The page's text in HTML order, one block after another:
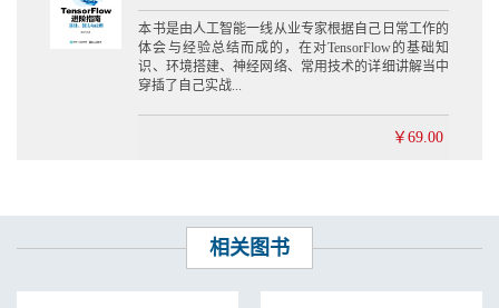
15.10.1 下载及准备PTB数据集 561
15.10.2 导入基本包 562
15.10.3 定义相关的参数 562
15.10.4 语言模型的实现 563
参考资料 580
第16章 卷积网络虽动人，胶囊网络更传“神” 583
16.1 从神经元到神经胶囊 584
本书是由人工智能一线从业专家根据自己日常工作的
体会与经验总结而成的，在对TensorFlow的基础知
识、环境搭建、神经网络、常用技术的详细讲解当中
穿插了自己实战...
￥69.00
相关图书